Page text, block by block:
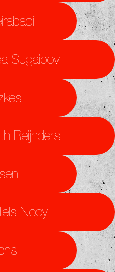
Sugaipov
Reijnders
Nooy